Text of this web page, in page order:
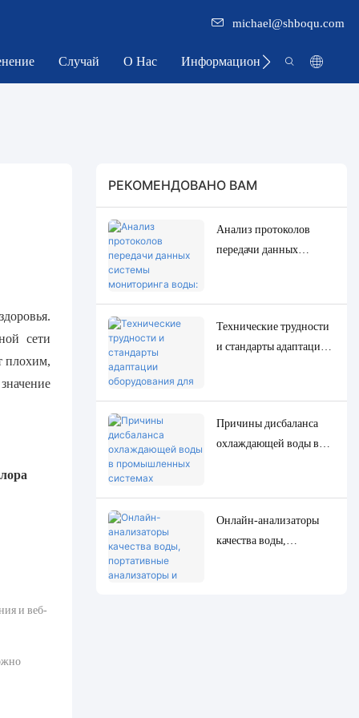
michael@shboqu.com
Случай О Нас Информационный Центр
сети
плохим,
и веб-
РЕКОМЕНДОВАНО ВАМ
Анализ протоколов
передачи данных
MQTT. Решения для
адаптации и отладки.
Технические трудности
и стандарты адаптации
низкоконцентрированн
ых следовых параметров
качества воды.
Причины дисбаланса
охлаждающей воды в
циркуляционного
охлаждения и точные
решения для
Онлайн-анализаторы
качества воды,